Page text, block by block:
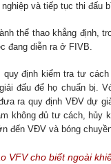
và tiếp tục thi đấu
thể thao khẳng định,
đang diễn ra ở FIVB.
quy định kiểm tra tư
đấu để họ chuẩn bị.
ra quy định VĐV dự
không đủ tư cách, hủy
đến VĐV và bóng
VFV cho biết ngoài